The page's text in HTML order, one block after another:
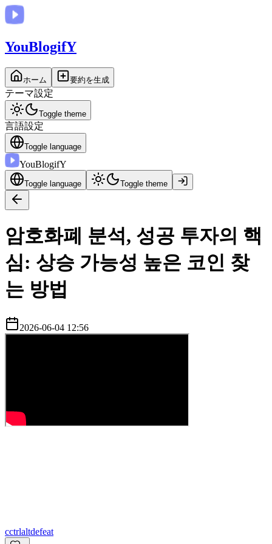
YouBlogifY
ホーム 要約を生成
テーマ設定
Toggle theme
言語設定
Toggle language
YouBlogifY
Toggle language Toggle theme
암호화폐 분석, 성공 투자의 핵
심: 상승 가능성 높은 코인 찾
는 방법
2026-06-04 12:56
cctrlaltdefeat